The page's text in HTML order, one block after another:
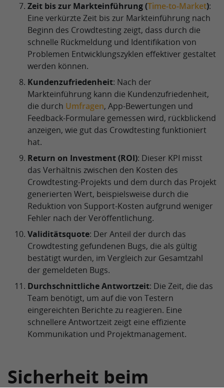
Zeit bis zur Markteinführung (Time-to-Market):
Eine verkürzte Zeit bis zur Markteinführung nach
Beginn des Crowdtesting zeigt, dass durch die
schnelle Rückmeldung und Identifikation von
Problemen Entwicklungszyklen effektiver gestaltet
werden können.
Kundenzufriedenheit: Nach der
Markteinführung kann die Kundenzufriedenheit,
die durch Umfragen, App-Bewertungen und
Feedback-Formulare gemessen wird, rückblickend
anzeigen, wie gut das Crowdtesting funktioniert
hat.
Return on Investment (ROI): Dieser KPI misst
das Verhältnis zwischen den Kosten des
Crowdtesting-Projekts und dem durch das Projekt
generierten Wert, beispielsweise durch die
Reduktion von Support-Kosten aufgrund weniger
Fehler nach der Veröffentlichung.
Validitätsquote: Der Anteil der durch das
Crowdtesting gefundenen Bugs, die als gültig
bestätigt wurden, im Vergleich zur Gesamtzahl
der gemeldeten Bugs.
Durchschnittliche Antwortzeit: Die Zeit, die das
Team benötigt, um auf die von Testern
eingereichten Berichte zu reagieren. Eine
schnellere Antwortzeit zeigt eine effiziente
Kommunikation und Projektmanagement.
Sicherheit beim